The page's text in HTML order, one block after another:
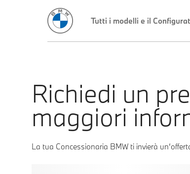
Richiedi un
maggiori
La tua Concessionaria BMW ti invierà